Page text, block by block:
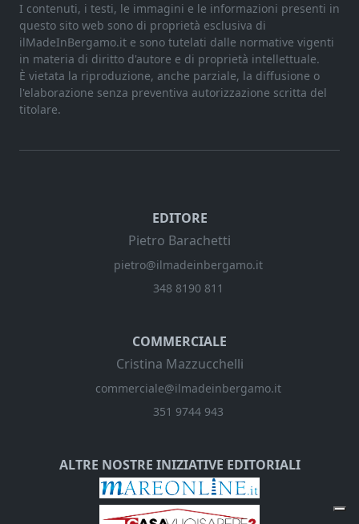
I contenuti, i testi, le immagini e le informazioni presenti in
questo sito web sono di proprietà esclusiva di
ilMadeInBergamo.it e sono tutelati dalle normative vigenti
in materia di diritto d'autore e di proprietà intellettuale.
È vietata la riproduzione, anche parziale, la diffusione o
l'elaborazione senza preventiva autorizzazione scritta del
titolare.
EDITORE
Pietro Barachetti
pietro@ilmadeinbergamo.it
348 8190 811
COMMERCIALE
Cristina Mazzucchelli
commerciale@ilmadeinbergamo.it
351 9744 943
ALTRE NOSTRE INIZIATIVE EDITORIALI